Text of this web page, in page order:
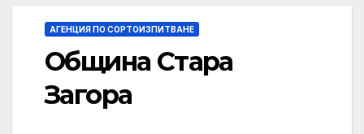
АГЕНЦИЯ ПО СОРТОИЗПИТВАНЕ
Община Стара
Загора